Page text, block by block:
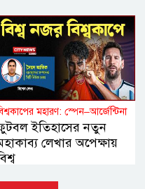
মহারণ: স্পেন–আর্জেন্টিনা
ইতিহাসের নতুন
লেখার অপেক্ষায়